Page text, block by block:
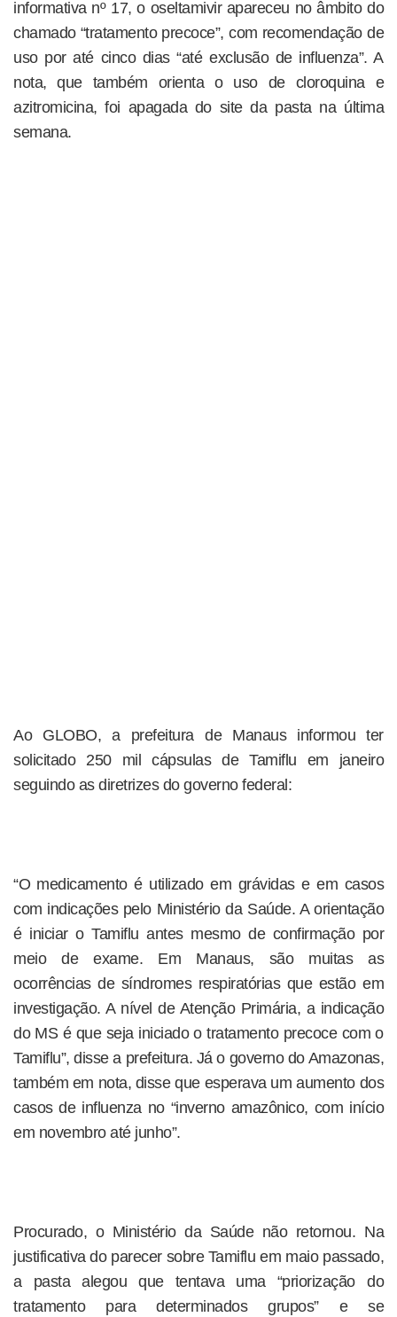
informativa nº 17, o oseltamivir apareceu no âmbito do
chamado “tratamento precoce”, com recomendação de
uso por até cinco dias “até exclusão de influenza”. A
nota, que também orienta o uso de cloroquina e
azitromicina, foi apagada do site da pasta na última
semana.
Ao GLOBO, a prefeitura de Manaus informou ter
solicitado 250 mil cápsulas de Tamiflu em janeiro
seguindo as diretrizes do governo federal:
“O medicamento é utilizado em grávidas e em casos
com indicações pelo Ministério da Saúde. A orientação
é iniciar o Tamiflu antes mesmo de confirmação por
meio de exame. Em Manaus, são muitas as
ocorrências de síndromes respiratórias que estão em
investigação. A nível de Atenção Primária, a indicação
do MS é que seja iniciado o tratamento precoce com o
Tamiflu”, disse a prefeitura. Já o governo do Amazonas,
também em nota, disse que esperava um aumento dos
casos de influenza no “inverno amazônico, com início
em novembro até junho”.
Procurado, o Ministério da Saúde não retornou. Na
justificativa do parecer sobre Tamiflu em maio passado,
a pasta alegou que tentava uma “priorização do
tratamento para determinados grupos” e se